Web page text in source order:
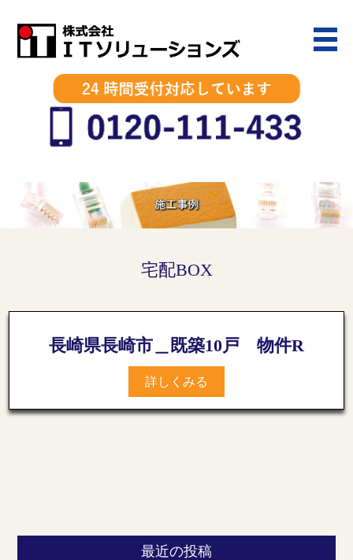
宅配BOX
長崎県長崎市＿既築10戸 物件R
詳しくみる
最近の投稿